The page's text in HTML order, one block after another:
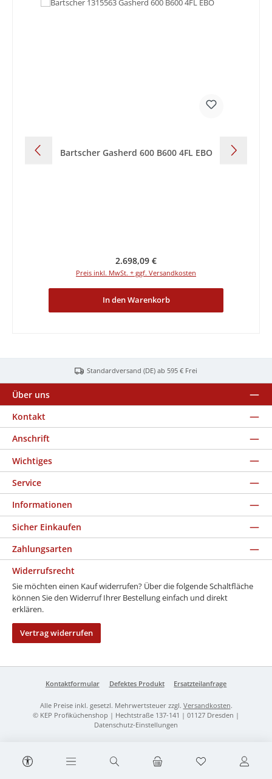
Du hast 0
Bartscher Gasherd 600 B600 4FL EBO
Regulärer Preis:
2.698,09 €
Preis inkl. MwSt. + ggf. Versandkosten
In den Warenkorb
Standardversand (DE) ab 595 € Frei
Über uns
Kontakt
Anschrift
Wichtiges
Service
Informationen
Sicher Einkaufen
Zahlungsarten
Widerrufsrecht
Sie möchten einen Kauf widerrufen? Über die folgende Schaltfläche
können Sie den Widerruf Ihrer Bestellung einfach und direkt
erklären.
Vertrag widerrufen
Kontaktformular Defektes Produkt Ersatzteilanfrage
Alle Preise inkl. gesetzl. Mehrwertsteuer zzgl. Versandkosten.
© KEP Profiküchenshop | Hechtstraße 137-141 | 01127 Dresden |
Datenschutz-Einstellungen